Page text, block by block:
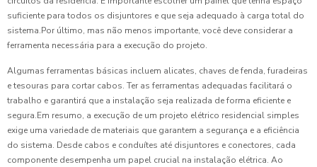
suficiente para todos os disjuntores e que seja adequado à carga total do
sistema.Por último, mas não menos importante, você deve considerar a
ferramenta necessária para a execução do projeto.
Algumas ferramentas básicas incluem alicates, chaves de fenda, furadeiras
e tesouras para cortar cabos. Ter as ferramentas adequadas facilitará o
trabalho e garantirá que a instalação seja realizada de forma eficiente e
segura.Em resumo, a execução de um projeto elétrico residencial simples
exige uma variedade de materiais que garantem a segurança e a eficiência
do sistema. Desde cabos e conduítes até disjuntores e conectores, cada
componente desempenha um papel crucial na instalação elétrica. Ao